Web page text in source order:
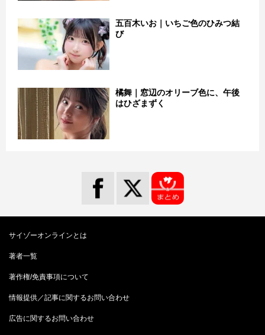
五百木いお｜いちご色のひみつ結
び
橘舞｜窓辺のオリーブ色に、午後
はひざまずく
サイゾーオンラインとは
著者一覧
著作権/免責事項について
情報提供／記事に関するお問い合わせ
広告に関するお問い合わせ